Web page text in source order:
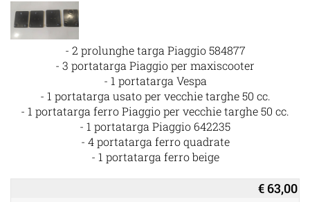
- 2 prolunghe targa Piaggio 584877
- 3 portatarga Piaggio per maxiscooter
- 1 portatarga Vespa
- 1 portatarga usato per vecchie targhe 50 cc.
- 1 portatarga ferro Piaggio per vecchie targhe 50 cc.
- 1 portatarga Piaggio 642235
- 4 portatarga ferro quadrate
- 1 portatarga ferro beige
€ 63,00